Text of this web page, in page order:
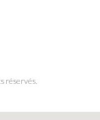
réservés.